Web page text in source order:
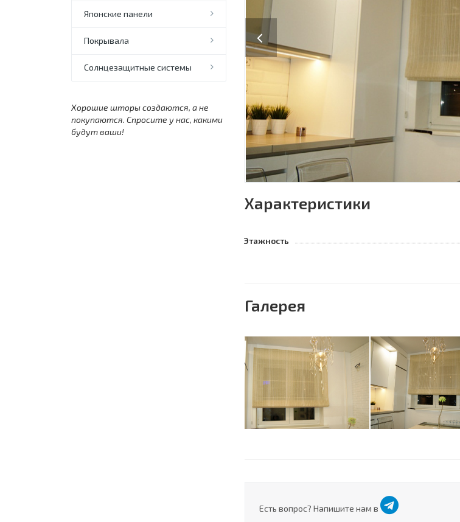
Японские панели
Покрывала
Солнцезащитные системы
Хорошие шторы создаются, а не
покупаются. Спросите у нас, какими
будут ваши!
Характеристики
Этажность
Галерея
Есть вопрос? Напишите нам в